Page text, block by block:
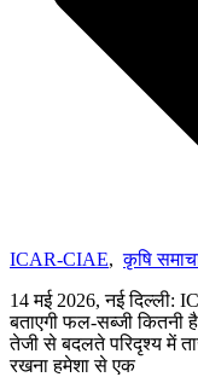
ICAR-CIAE,कृषि
14 मई 2026, नई दिल्ली:
बताएगी फल-सब्जी कितनी
तेजी से बदलते परिदृश्य में
रखना हमेशा से एक